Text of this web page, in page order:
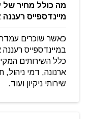
מה כולל מחיר
מיינדספייס
כאשר שוכרים
במיינדספייס
כלל השירותים
ארנונה, דמי
שירותי ניקיון ועוד.